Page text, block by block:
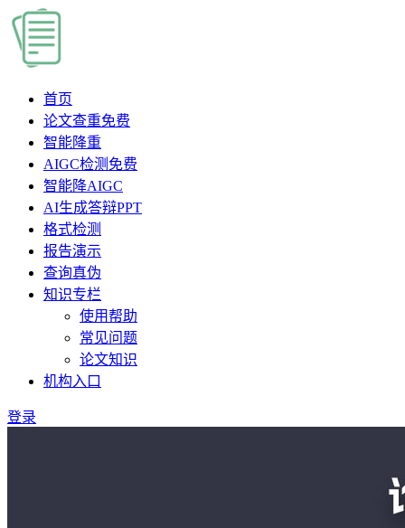
首页
论文查重免费
智能降重
AIGC检测 免费
智能降AIGC
AI生成答辩PPT
格式检测
报告演示
查询真伪
知识专栏
使用帮助
常见问题
论文知识
机构入口
登录